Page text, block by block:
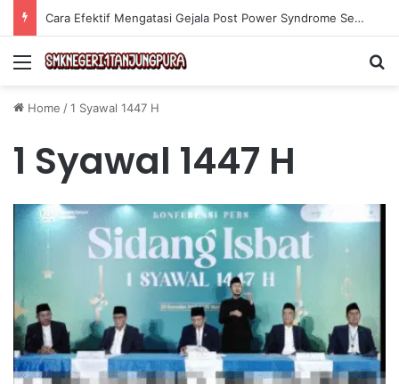
Cara Efektif Mengatasi Gejala Post Power Syndrome Setelah Pensiun Kerja
Menu
Home /1 Syawal 1447 H
1 Syawal 1447 H